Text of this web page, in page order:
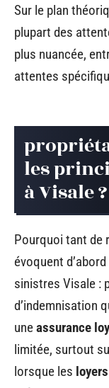
Sur le plan
plupart des
plus nuancée,
attentes
les
à Visale ?
Pourquoi tant de
évoquent
sinistres Visale :
d’indemnisation
uneassurance
limitée, surtout
lorsque les